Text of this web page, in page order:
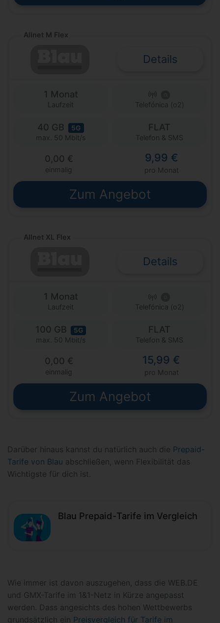
Allnet M Flex
Details
1 Monat
Laufzeit Telefónica (o2)
40 GB 5G
max. 50 Mbit/s
FLAT
Telefon & SMS
0,00 €
einmalig
9,99 €
pro Monat
Zum Angebot
Allnet XL Flex
Details
1 Monat
Laufzeit Telefónica (o2)
100 GB 5G
max. 50 Mbit/s
FLAT
Telefon & SMS
0,00 €
einmalig
15,99 €
pro Monat
Zum Angebot
Darüber hinaus kannst du natürlich auch die Prepaid-
Tarife von Blau abschließen, wenn Flexibilität das
Wichtigste für dich ist.
Blau Prepaid-Tarife im Vergleich
Wie immer ist davon auszugehen, dass die WEB.DE
und GMX-Tarife im 1&1-Netz in Kürze angepasst
werden. Dass angesichts des hohen Wettbewerbs
grundsätzlich ein Preisvergleich für Tarife im